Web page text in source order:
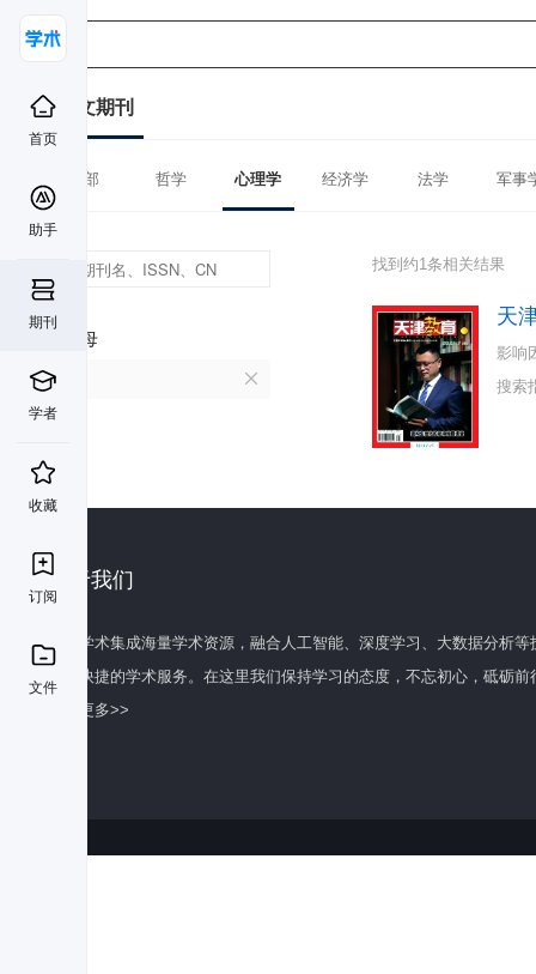
首页
助手
期刊
学者
收藏
订阅
文件
中文期刊
全部 哲学 心理学 经济学 法学 军事
首字母
T
找到约1条相关结果
天
影响
搜索
关于我们
百度学术集成海量学术资源，融合人工智能、深度学习、大数据分析
全面快捷的学术服务。在这里我们保持学习的态度，不忘初心，砥砺前
了解更多>>